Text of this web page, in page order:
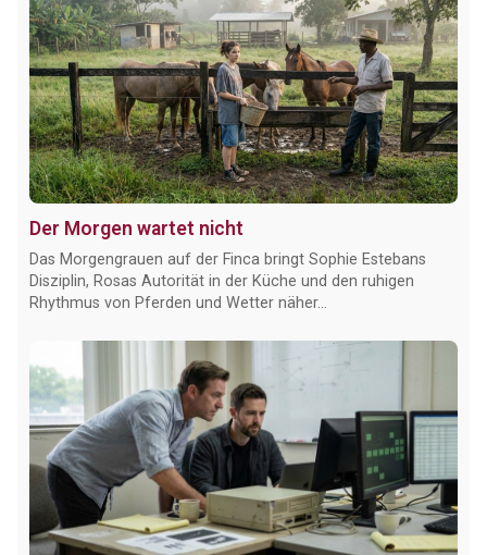
Der Morgen wartet nicht
Das Morgengrauen auf der Finca bringt Sophie Estebans
Disziplin, Rosas Autorität in der Küche und den ruhigen
Rhythmus von Pferden und Wetter näher...